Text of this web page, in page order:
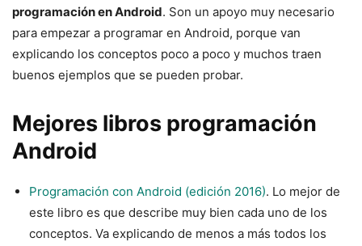
programación en Android. Son un apoyo muy necesario
para empezar a programar en Android, porque van
explicando los conceptos poco a poco y muchos traen
buenos ejemplos que se pueden probar.
Mejores libros programación
Android
Programación con Android (edición 2016). Lo mejor de
este libro es que describe muy bien cada uno de los
conceptos. Va explicando de menos a más todos los